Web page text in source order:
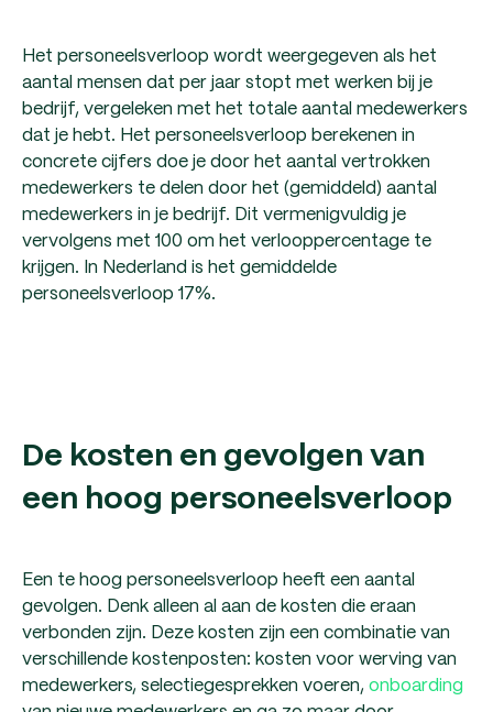
Het personeelsverloop wordt weergegeven als het
aantal mensen dat per jaar stopt met werken bij je
bedrijf, vergeleken met het totale aantal medewerkers
dat je hebt. Het personeelsverloop berekenen in
concrete cijfers doe je door het aantal vertrokken
medewerkers te delen door het (gemiddeld) aantal
medewerkers in je bedrijf. Dit vermenigvuldig je
vervolgens met 100 om het verlooppercentage te
krijgen. In Nederland is het gemiddelde
personeelsverloop 17%.
De kosten en gevolgen van
een hoog personeelsverloop
Een te hoog personeelsverloop heeft een aantal
gevolgen. Denk alleen al aan de kosten die eraan
verbonden zijn. Deze kosten zijn een combinatie van
verschillende kostenposten: kosten voor werving van
medewerkers, selectiegesprekken voeren,onboarding